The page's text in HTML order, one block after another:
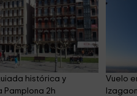
histórica y
Pamplona 2h
Vuelo